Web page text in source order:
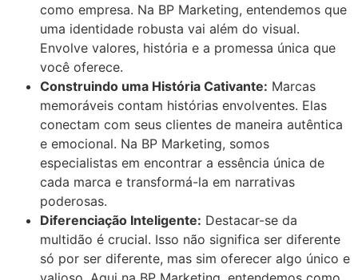
como empresa. Na BP Marketing, entendemos que
uma identidade robusta vai além do visual.
Envolve valores, história e a promessa única que
você oferece.
Construindo uma História Cativante: Marcas
memoráveis contam histórias envolventes. Elas
conectam com seus clientes de maneira autêntica
e emocional. Na BP Marketing, somos
especialistas em encontrar a essência única de
cada marca e transformá-la em narrativas
poderosas.
Diferenciação Inteligente: Destacar-se da
multidão é crucial. Isso não significa ser diferente
só por ser diferente, mas sim oferecer algo único e